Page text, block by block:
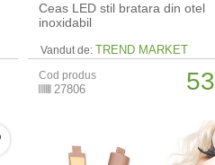
Ceas LED stil bratara din otel
inoxidabil
Vandut de: TREND MARKET
Cod produs
27806 53